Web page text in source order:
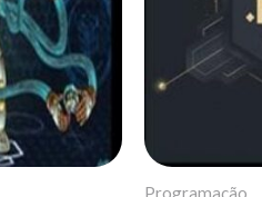
Programação